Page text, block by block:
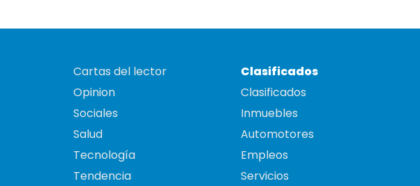
Cartas del lector
Opinion
Sociales
Salud
Tecnología
Tendencia
Clasificados
Clasificados
Inmuebles
Automotores
Empleos
Servicios